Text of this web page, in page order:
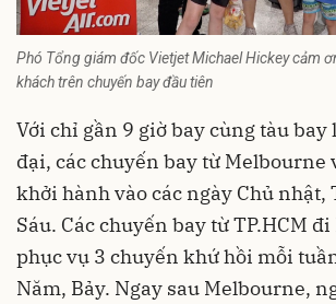
Phó Tổng giám đốc Vietjet Michael Hickey cảm
khách trên chuyến bay đầu tiên
Với chỉ gần 9 giờ bay cùng tàu
đại, các chuyến bay từ Melbourne
khởi hành vào các ngày Chủ nhật,
Sáu. Các chuyến bay từ TP.HCM
phục vụ 3 chuyến khứ hồi mỗi
Năm, Bảy. Ngay sau Melbourne,